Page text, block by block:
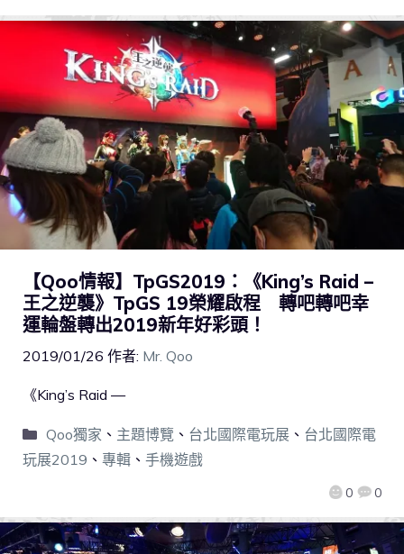
【Qoo情報】TpGS2019：《King’s Raid –
王之逆襲》TpGS 19榮耀啟程 轉吧轉吧幸
運輪盤轉出2019新年好彩頭！
2019/01/26 作者: Mr. Qoo
0 0
《King’s Raid —
Qoo獨家 、 主題博覽 、 台北國際電玩展、 台北國際電
玩展2019 、 專輯 、 手機遊戲